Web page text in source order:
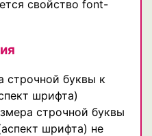
свойство font-
буквы к
шрифта)
строчной буквы
шрифта) не